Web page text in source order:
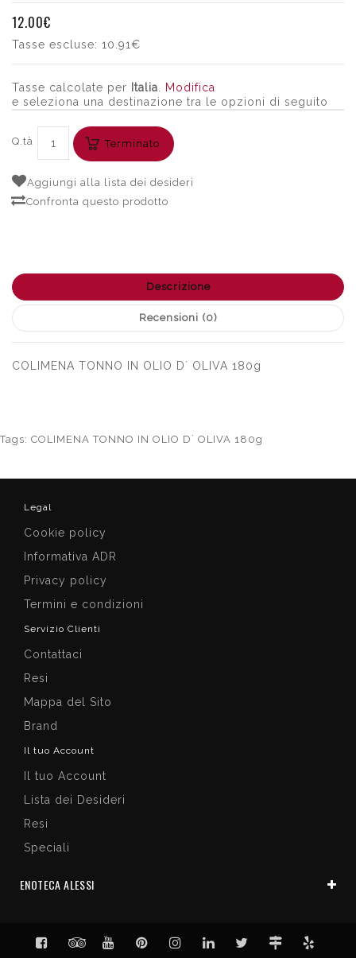
12.00€
Tasse escluse: 10.91€
Tasse calcolate per Italia
Modifica
e seleziona una destinazione tra le opzioni di seguito
Q.tà Terminato
Aggiungi alla lista dei desideri
Confronta questo prodotto
Descrizione
Recensioni (0)
COLIMENA TONNO IN OLIO D´ OLIVA 180g
Tags: COLIMENA TONNO IN OLIO D´ OLIVA 180g
Legal
Cookie policy
Informativa ADR
Privacy policy
Termini e condizioni
Servizio Clienti
Contattaci
Resi
Mappa del Sito
Brand
Il tuo Account
Il tuo Account
Lista dei Desideri
Resi
Speciali
ENOTECA ALESSI